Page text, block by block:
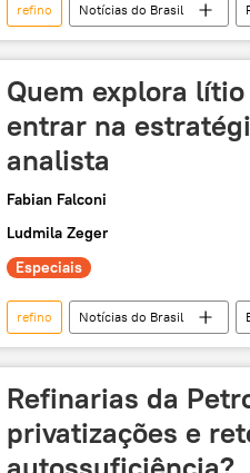
refino Notícias do Brasil
Lava Jato
petroleo & gás
Quem explora
entrar na
analista
Fabian Falconi
Ludmila Zeger
Especiais
refino Notícias do Brasil
baterias de íons de lítio
Refinarias da
privatizações e